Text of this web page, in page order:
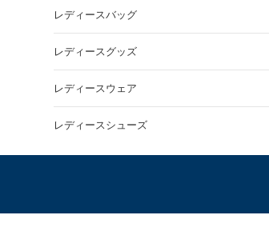
レディースバッグ
レディースグッズ
レディースウェア
レディースシューズ